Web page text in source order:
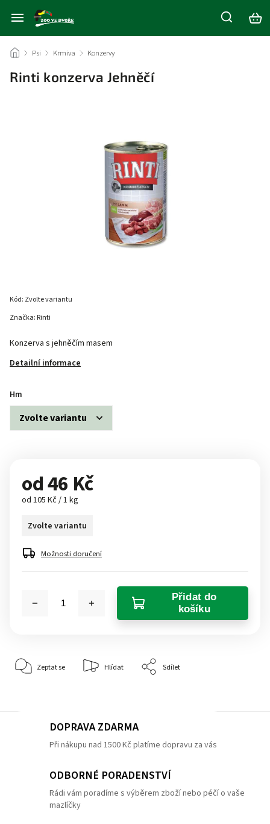
/ Psi / Krmiva / Konzervy
Rinti konzerva Jehněčí
Kód: Zvolte variantu
Konzerva s jehněčím masem
Detailní informace
Značka: Rinti
Hm
od46 Kč
od 105 Kč / 1 kg
Zvolte variantu
Možnosti doručení
Přidat do
košíku
Zeptat se Hlídat Sdílet
DOPRAVA ZDARMA
Při nákupu nad 1500 Kč platíme dopravu za vás
ODBORNÉ PORADENSTVÍ
Rádi vám poradíme s výběrem zboží nebo péčí o vaše
mazlíčky